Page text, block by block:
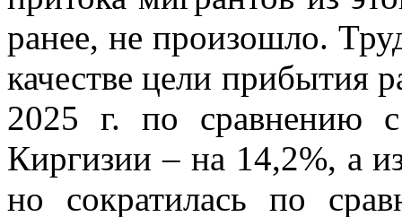
ранее, не произошло.
качестве цели прибытия
2025 г. по сравнению
Киргизии – на 14,2%, а
но сократилась по